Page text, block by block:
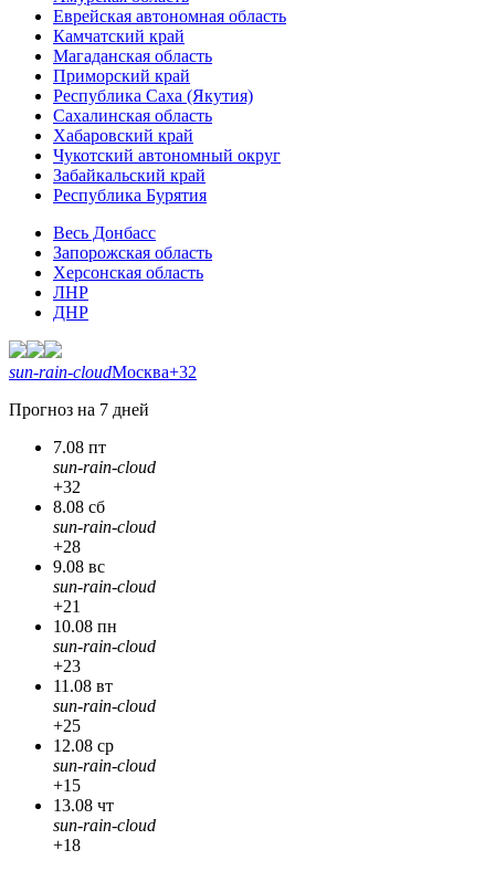
Еврейская автономная область
Камчатский край
Магаданская область
Приморский край
Республика Саха (Якутия)
Сахалинская область
Хабаровский край
Чукотский автономный округ
Забайкальский край
Республика Бурятия
Весь Донбасс
Запорожская область
Херсонская область
ЛНР
ДНР
sun-rain-cloudМосква+32
Прогноз на 7 дней
7.08 пт
sun-rain-cloud
+32
8.08 сб
sun-rain-cloud
+28
9.08 вс
sun-rain-cloud
+21
10.08 пн
sun-rain-cloud
+23
11.08 вт
sun-rain-cloud
+25
12.08 ср
sun-rain-cloud
+15
13.08 чт
sun-rain-cloud
+18